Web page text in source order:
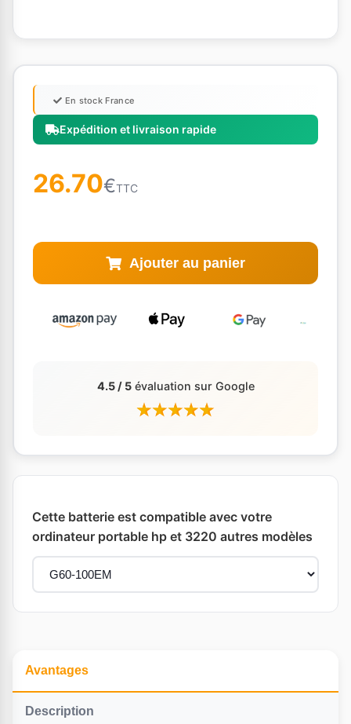
Expédition et livraison rapide
En stock France
26.70€TTC
Ajouter au panier
4.5 / 5évaluation sur Google
Cette batterie est compatible avec votre
ordinateur portable hp et 3220 autres modèles
Avantages
Description